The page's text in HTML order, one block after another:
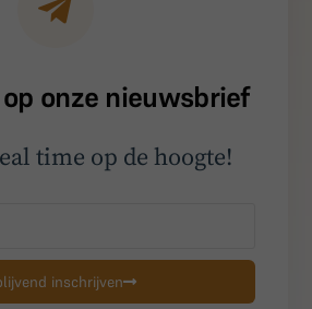
onze nieuwsbrief
time op de hoogte!
inschrijven